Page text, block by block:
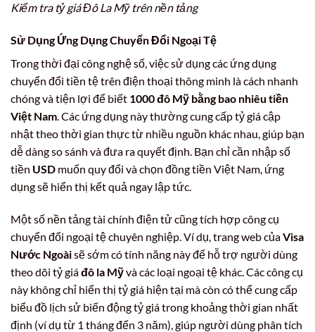
Kiểm tra tỷ giá Đô La Mỹ trên nền tảng
Sử Dụng Ứng Dụng Chuyển Đổi Ngoại Tệ
Trong thời đại công nghệ số, việc sử dụng các ứng dụng
chuyển đổi tiền tệ trên điện thoại thông minh là cách nhanh
chóng và tiện lợi để biết 1000 đô Mỹ bằng bao nhiêu tiền
Việt Nam. Các ứng dụng này thường cung cấp tỷ giá cập
nhật theo thời gian thực từ nhiều nguồn khác nhau, giúp bạn
dễ dàng so sánh và đưa ra quyết định. Bạn chỉ cần nhập số
tiền USD muốn quy đổi và chọn đồng tiền Việt Nam, ứng
dụng sẽ hiển thị kết quả ngay lập tức.
Một số nền tảng tài chính điện tử cũng tích hợp công cụ
chuyển đổi ngoại tệ chuyên nghiệp. Ví dụ, trang web củaVisa
Nước Ngoàisẽ sớm có tính năng này để hỗ trợ người dùng
theo dõi tỷ giáđô la Mỹvà các loại ngoại tệ khác. Các công cụ
này không chỉ hiển thị tỷ giá hiện tại mà còn có thể cung cấp
biểu đồ lịch sử biến động tỷ giá trong khoảng thời gian nhất
định (ví dụ từ 1 tháng đến 3 năm), giúp người dùng phân tích